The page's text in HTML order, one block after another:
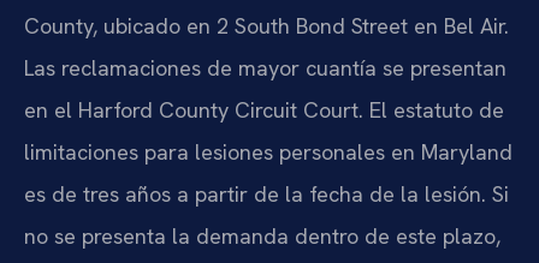
County, ubicado en 2 South Bond Street en Bel Air.
Las reclamaciones de mayor cuantía se presentan
en el Harford County Circuit Court. El estatuto de
limitaciones para lesiones personales en Maryland
es de tres años a partir de la fecha de la lesión. Si
no se presenta la demanda dentro de este plazo,